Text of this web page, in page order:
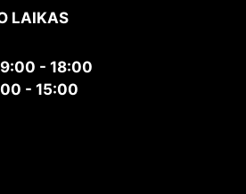
LAIKAS
- 18:00
- 15:00